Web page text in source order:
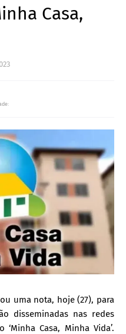
Casa,
uma nota, hoje (27), para
disseminadas nas redes
Casa, Minha Vida’.